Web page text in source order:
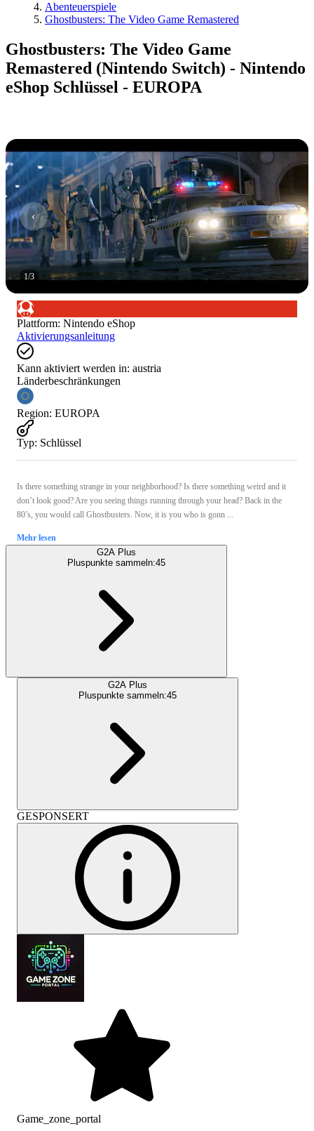
Abenteuerspiele
Ghostbusters: The Video Game Remastered
Ghostbusters: The Video Game
Remastered (Nintendo Switch) - Nintendo
eShop Schlüssel - EUROPA
1/3
Plattform: Nintendo eShop
Aktivierungsanleitung
Kann aktiviert werden in: austria
Länderbeschränkungen
Region: EUROPA
Typ: Schlüssel
Is there something strange in your neighborhood? Is there something weird and it
don’t look good? Are you seeing things running through your head? Back in the
80’s, you would call Ghostbusters. Now, it is you who is gonn ...
Mehr lesen
G2A Plus
Pluspunkte sammeln:45
G2A Plus
Pluspunkte sammeln:45
GESPONSERT
Game_zone_portal